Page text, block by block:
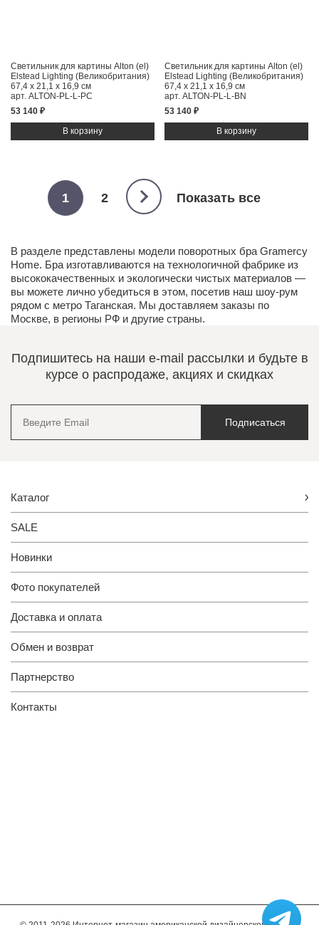
Светильник для картины Alton (el)
Elstead Lighting (Великобритания)
67,4 x 21,1 x 16,9 см
арт. ALTON-PL-L-PC
53 140 ₽
Светильник для картины Alton (el)
Elstead Lighting (Великобритания)
67,4 x 21,1 x 16,9 см
арт. ALTON-PL-L-BN
53 140 ₽
1 2 Показать все
В разделе представлены модели поворотных бра Gramercy
Home. Бра изготавливаются на технологичной фабрике из
высококачественных и экологически чистых материалов —
вы можете лично убедиться в этом, посетив наш шоу-рум
рядом с метро Таганская. Мы доставляем заказы по
Москве, в регионы РФ и другие страны.
Подпишитесь на наши e-mail рассылки и будьте в
курсе о распродаже, акциях и скидках
Подписаться
Каталог
SALE
Новинки
Фото покупателей
Доставка и оплата
Обмен и возврат
Партнерство
Контакты